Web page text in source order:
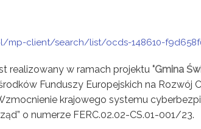
mp-client/search/list/ocds-148610-
realizowany w ramach projektu "Gmina
Funduszy Europejskich na Rozwój
krajowego systemu
o numerze FERC.02.02-CS.01-001/23.